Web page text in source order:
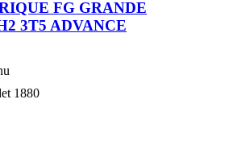
FG GRANDE
3T5 ADVANCE
1880